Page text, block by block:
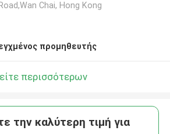
Chai, Hong Kong
προμηθευτής
περισσότερων
την καλύτερη τιμή για